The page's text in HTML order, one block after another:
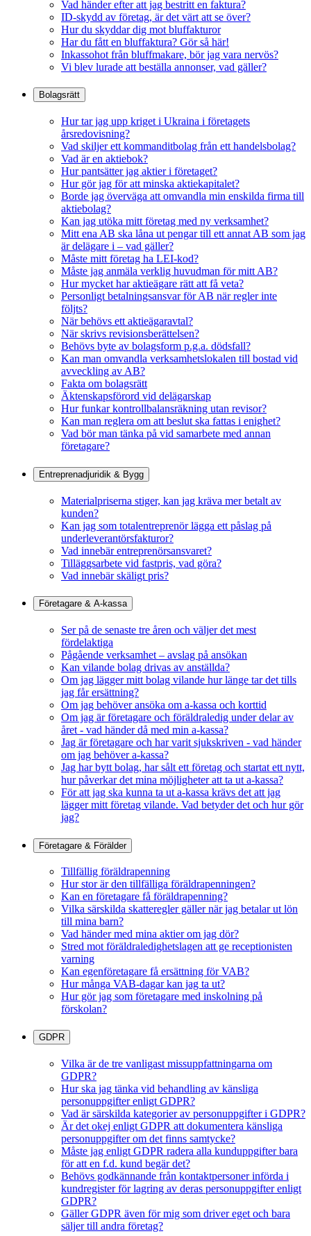
Vad händer efter att jag bestritt en faktura?
ID-skydd av företag, är det värt att se över?
Hur du skyddar dig mot bluffakturor
Har du fått en bluffaktura? Gör så här!
Inkassohot från bluffmakare, bör jag vara nervös?
Vi blev lurade att beställa annonser, vad gäller?
Bolagsrätt
Hur tar jag upp kriget i Ukraina i företagets
årsredovisning?
Vad skiljer ett kommanditbolag från ett handelsbolag?
Vad är en aktiebok?
Hur pantsätter jag aktier i företaget?
Hur gör jag för att minska aktiekapitalet?
Borde jag överväga att omvandla min enskilda firma till
aktiebolag?
Kan jag utöka mitt företag med ny verksamhet?
Mitt ena AB ska låna ut pengar till ett annat AB som jag
är delägare i – vad gäller?
Måste mitt företag ha LEI-kod?
Måste jag anmäla verklig huvudman för mitt AB?
Hur mycket har aktieägare rätt att få veta?
Personligt betalningsansvar för AB när regler inte
följts?
När behövs ett aktieägaravtal?
När skrivs revisionsberättelsen?
Behövs byte av bolagsform p.g.a. dödsfall?
Kan man omvandla verksamhetslokalen till bostad vid
avveckling av AB?
Fakta om bolagsrätt
Äktenskapsförord vid delägarskap
Hur funkar kontrollbalansräkning utan revisor?
Kan man reglera om att beslut ska fattas i enighet?
Vad bör man tänka på vid samarbete med annan
företagare?
Entreprenadjuridik & Bygg
Materialpriserna stiger, kan jag kräva mer betalt av
kunden?
Kan jag som totalentreprenör lägga ett påslag på
underleverantörsfakturor?
Vad innebär entreprenörsansvaret?
Tilläggsarbete vid fastpris, vad göra?
Vad innebär skäligt pris?
Företagare & A-kassa
Ser på de senaste tre åren och väljer det mest
fördelaktiga
Pågående verksamhet – avslag på ansökan
Kan vilande bolag drivas av anställda?
Om jag lägger mitt bolag vilande hur länge tar det tills
jag får ersättning?
Om jag behöver ansöka om a-kassa och korttid
Om jag är företagare och föräldraledig under delar av
året - vad händer då med min a-kassa?
Jag är företagare och har varit sjukskriven - vad händer
om jag behöver a-kassa?
Jag har bytt bolag, har sålt ett företag och startat ett nytt,
hur påverkar det mina möjligheter att ta ut a-kassa?
För att jag ska kunna ta ut a-kassa krävs det att jag
lägger mitt företag vilande. Vad betyder det och hur gör
jag?
Företagare & Förälder
Tillfällig föräldrapenning
Hur stor är den tillfälliga föräldrapenningen?
Kan en företagare få föräldrapenning?
Vilka särskilda skatteregler gäller när jag betalar ut lön
till mina barn?
Vad händer med mina aktier om jag dör?
Stred mot föräldraledighetslagen att ge receptionisten
varning
Kan egenföretagare få ersättning för VAB?
Hur många VAB-dagar kan jag ta ut?
Hur gör jag som företagare med inskolning på
förskolan?
GDPR
Vilka är de tre vanligast missuppfattningarna om
GDPR?
Hur ska jag tänka vid behandling av känsliga
personuppgifter enligt GDPR?
Vad är särskilda kategorier av personuppgifter i GDPR?
Är det okej enligt GDPR att dokumentera känsliga
personuppgifter om det finns samtycke?
Måste jag enligt GDPR radera alla kunduppgifter bara
för att en f.d. kund begär det?
Behövs godkännande från kontaktpersoner införda i
kundregister för lagring av deras personuppgifter enligt
GDPR?
Gäller GDPR även för mig som driver eget och bara
säljer till andra företag?